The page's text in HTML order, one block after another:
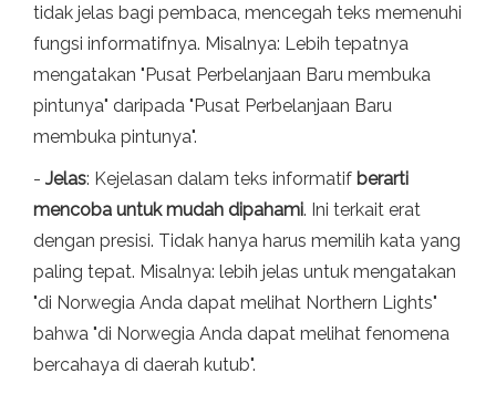
tidak jelas bagi pembaca, mencegah teks memenuhi
fungsi informatifnya. Misalnya: Lebih tepatnya
mengatakan "Pusat Perbelanjaan Baru membuka
pintunya" daripada "Pusat Perbelanjaan Baru
membuka pintunya".
- Jelas: Kejelasan dalam teks informatif berarti
mencoba untuk mudah dipahami. Ini terkait erat
dengan presisi. Tidak hanya harus memilih kata yang
paling tepat. Misalnya: lebih jelas untuk mengatakan
"di Norwegia Anda dapat melihat Northern Lights"
bahwa "di Norwegia Anda dapat melihat fenomena
bercahaya di daerah kutub".